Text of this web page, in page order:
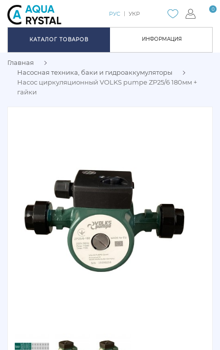
ИНФОРМАЦИЯ
0
РУС УКР
КАТАЛОГ ТОВАРОВ
Главная
Насосная техника, баки и гидроаккумуляторы
Насос циркуляционный VOLKS pumpe ZP25/6 180мм +
гайки